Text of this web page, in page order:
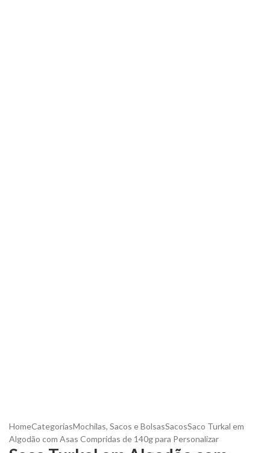
HomeCategoriasMochilas, Sacos e BolsasSacosSaco Turkal em
Algodão com Asas Compridas de 140g para Personalizar